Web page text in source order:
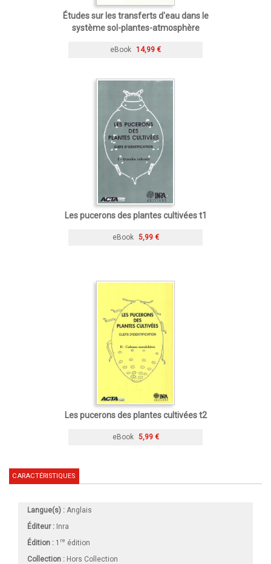
Études sur les transferts d'eau dans le
système sol-plantes-atmosphère
eBook 14,99 €
Les pucerons des plantes cultivées t1
eBook 5,99 €
Les pucerons des plantes cultivées t2
eBook 5,99 €
CARACTÉRISTIQUES
Langue(s) : Anglais
Éditeur : Inra
Édition : 1 re édition
Collection : Hors Collection